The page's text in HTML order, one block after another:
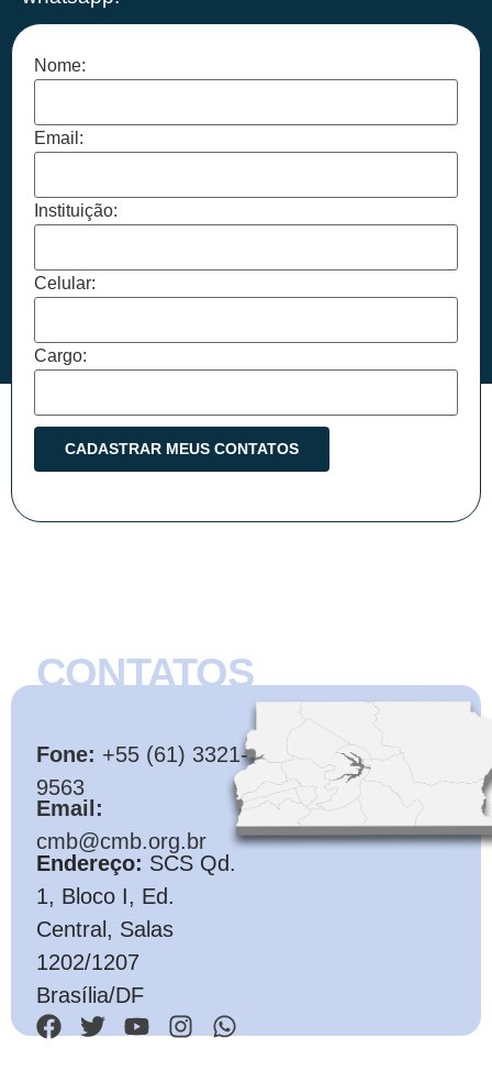
Nome:
Email:
Instituição:
Celular:
Cargo:
CONTATOS
Fone: +55 (61) 3321-
9563
Email:
cmb@cmb.org.br
Endereço: SCS Qd.
1, Bloco I, Ed.
Central, Salas
1202/1207
Brasília/DF